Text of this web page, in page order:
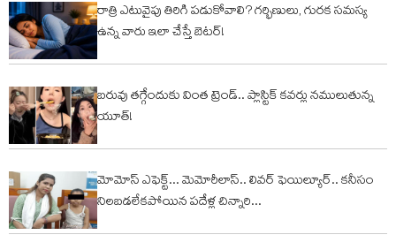
రాత్రి ఎటువైపు తిరిగి పడుకోవాలి? గర్భిణులు, గురక సమస్య
ఉన్న వారు ఇలా చేస్తే బెటర్!
బరువు తగ్గేందుకు వింత ట్రెండ్.. ప్లాస్టిక్ కవర్లు నములుతున్న
యూత్!
మోమోస్‌ ఎఫెక్ట్‌... మెమోరీలాస్‌.. లివర్‌ ఫెయిల్యూర్‌.. కనీసం
నిలబడలేకపోయిన పదేళ్ల చిన్నారి...